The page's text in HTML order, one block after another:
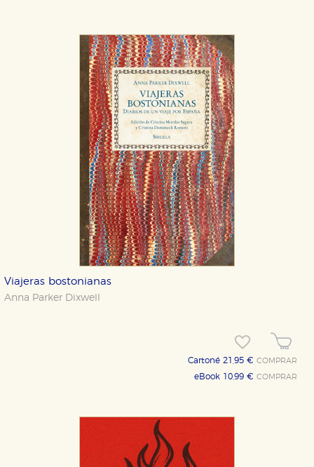
Viajeras bostonianas
Anna Parker Dixwell
Cartoné 21,95 € COMPRAR
eBook 10,99 € COMPRAR